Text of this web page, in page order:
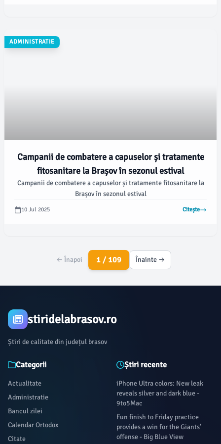
ADMINISTRATIE
Campanii de combatere a capuselor și tratamente
fitosanitare la Brașov în sezonul estival
Campanii de combatere a capuselor și tratamente fitosanitare la
Brașov în sezonul estival
10 Jul 2025 Citește
← Înapoi 1 / 109 Înainte →
stiridelabrasov.ro
Știri de calitate din județul brasov
Categorii
Actualitate
Administratie
Bancul zilei
Calendar Ortodox
Citate
Știri recente
iPhone Ultra colors: New leak
reveals silver and dark blue -
9to5Mac
Fun finish to Friday practice
provides a win for the Giants’
offense - Big Blue View